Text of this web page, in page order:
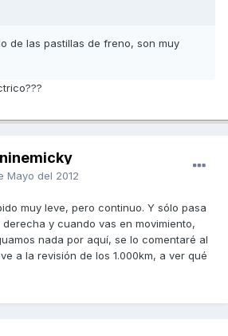
de las pastillas de freno, son muy
Mayo del 2012
muy leve, pero continuo. Y sólo pasa
y cuando vas en movimiento,
nada por aquí, se lo comentaré al
a la revisión de los 1.000km, a ver qué